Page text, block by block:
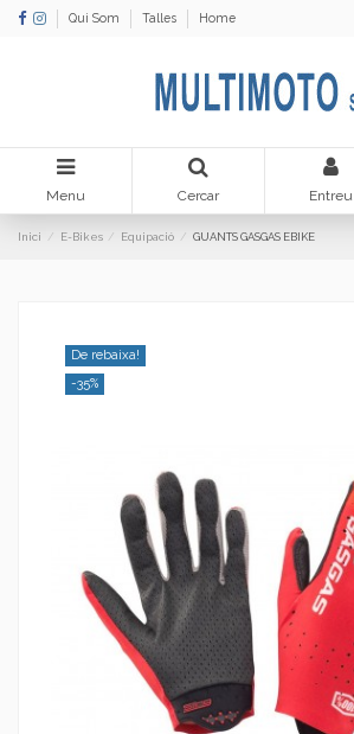
Qui Som Talles Home
Menu Cercar Entreu
Inici E-Bikes Equipació GUANTS GASGAS EBIKE
De rebaixa!
-35%